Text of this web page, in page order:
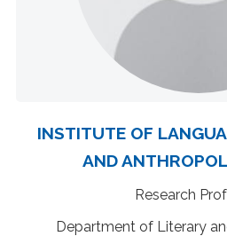
INSTITUTE OF
AND
Research
Department of Literary